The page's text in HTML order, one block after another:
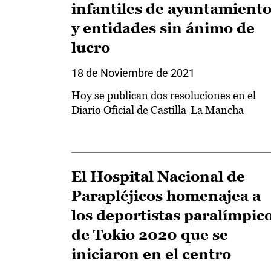
infantiles de
y entidades sin ánimo de
lucro
18 de Noviembre de 2021
Hoy se publican dos resoluciones en el
Diario Oficial de Castilla-La Mancha
El Hospital Nacional de
Parapléjicos homenajea a
los deportistas
de Tokio 2020 que se
iniciaron en el centro